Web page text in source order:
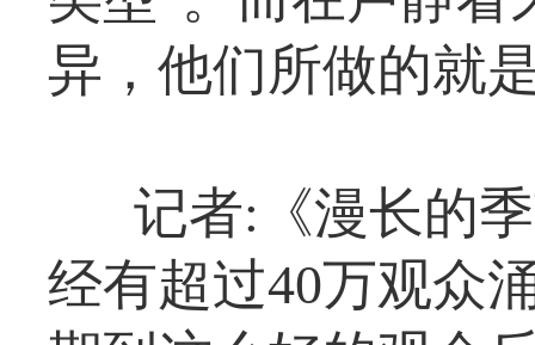
异，他们所做的就
记者:《漫长的
经有超过40万观众